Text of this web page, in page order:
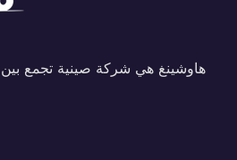
هاوشينغ هي شركة صينية تجمع